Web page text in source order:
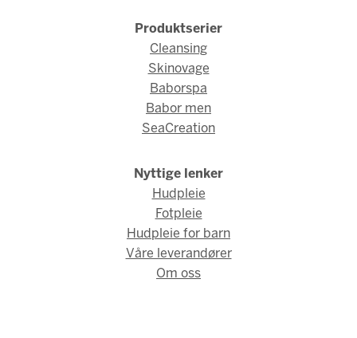
Produktserier
Cleansing
Skinovage
Baborspa
Babor men
SeaCreation
Nyttige lenker
Hudpleie
Fotpleie
Hudpleie for barn
Våre leverandører
Om oss